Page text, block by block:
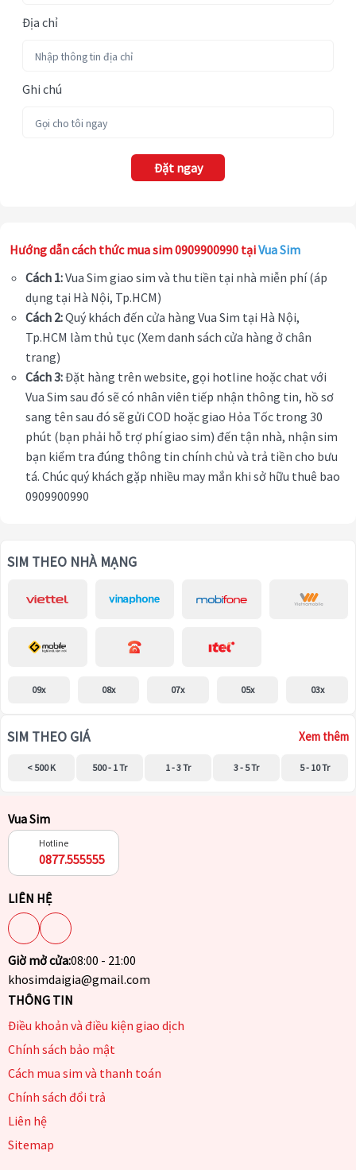
Địa chỉ
Ghi chú
Đặt ngay
Hướng dẫn cách thức mua sim 0909900990 tạiVua Sim
Cách 1:Vua Sim giao sim và thu tiền tại nhà miễn phí (áp
dụng tại Hà Nội, Tp.HCM)
Cách 2:Quý khách đến cửa hàng Vua Sim tại Hà Nội,
Tp.HCM làm thủ tục (Xem danh sách cửa hàng ở chân
trang)
Cách 3:Đặt hàng trên website, gọi hotline hoặc chat với
Vua Sim sau đó sẽ có nhân viên tiếp nhận thông tin, hồ sơ
sang tên sau đó sẽ gửi COD hoặc giao Hỏa Tốc trong 30
phút (bạn phải hỗ trợ phí giao sim) đến tận nhà, nhận sim
bạn kiểm tra đúng thông tin chính chủ và trả tiền cho bưu
tá. Chúc quý khách gặp nhiều may mắn khi sở hữu thuê bao
0909900990
SIM THEO NHÀ MẠNG
09x 08x 07x 05x 03x
SIM THEO GIÁ Xem thêm
< 500 K 500 - 1 Tr 1 - 3 Tr 3 - 5 Tr 5 - 10 Tr
Vua Sim
Hotline
0877.555555
LIÊN HỆ
Giờ mở cửa:08:00 - 21:00
khosimdaigia@gmail.com
THÔNG TIN
Điều khoản và điều kiện giao dịch
Chính sách bảo mật
Cách mua sim và thanh toán
Chính sách đổi trả
Liên hệ
Sitemap